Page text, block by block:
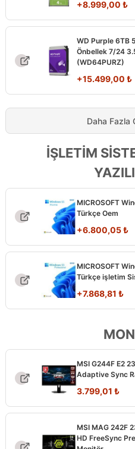
+8.999,00 ₺
WD Purple 6TB
Önbellek 7/24
(WD64PURZ)
+15.499,00 ₺
Daha Fazla
İŞLETİM
MICROSOFT
Türkçe Oem
+6.800,05₺
MICROSOFT
Türkçe işletim
+7.868,81 ₺
MSI G244F E2
Adaptive Sync
Orijinal
6.512,00 ₺.
3.799,01 ₺Şu
MSI MAG 242F
HD FreeSync